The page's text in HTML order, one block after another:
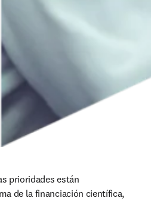
prioridades están
de la financiación científica,